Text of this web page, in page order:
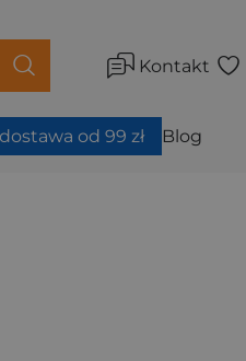
Kontakt
od 99 zł Blog